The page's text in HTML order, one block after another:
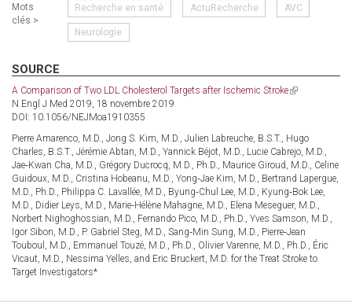
Mots
clés >
Recherche en santé ActuRecherche AVC
Neurologie
SOURCE
A Comparison of Two LDL Cholesterol Targets after Ischemic Stroke(link
N Engl J Med 2019, 18 novembre 2019
DOI: 10.1056/NEJMoa1910355
Pierre Amarenco, M.D., Jong S. Kim, M.D., Julien Labreuche, B.S.T., Hugo
Charles, B.S.T., Jérémie Abtan, M.D., Yannick Béjot, M.D., Lucie Cabrejo, M.D.,
Jae‑Kwan Cha, M.D., Grégory Ducrocq, M.D., Ph.D., Maurice Giroud, M.D., Celine
Guidoux, M.D., Cristina Hobeanu, M.D., Yong‑Jae Kim, M.D., Bertrand Lapergue,
M.D., Ph.D., Philippa C. Lavallée, M.D., Byung‑Chul Lee, M.D., Kyung‑Bok Lee,
M.D., Didier Leys, M.D., Marie‑Hélène Mahagne, M.D., Elena Meseguer, M.D.,
Norbert Nighoghossian, M.D., Fernando Pico, M.D., Ph.D., Yves Samson, M.D.,
Igor Sibon, M.D., P. Gabriel Steg, M.D., Sang‑Min Sung, M.D., Pierre‑Jean
Touboul, M.D., Emmanuel Touzé, M.D., Ph.D., Olivier Varenne, M.D., Ph.D., Éric
Vicaut, M.D., Nessima Yelles, and Eric Bruckert, M.D. for the Treat Stroke to
Target Investigators*